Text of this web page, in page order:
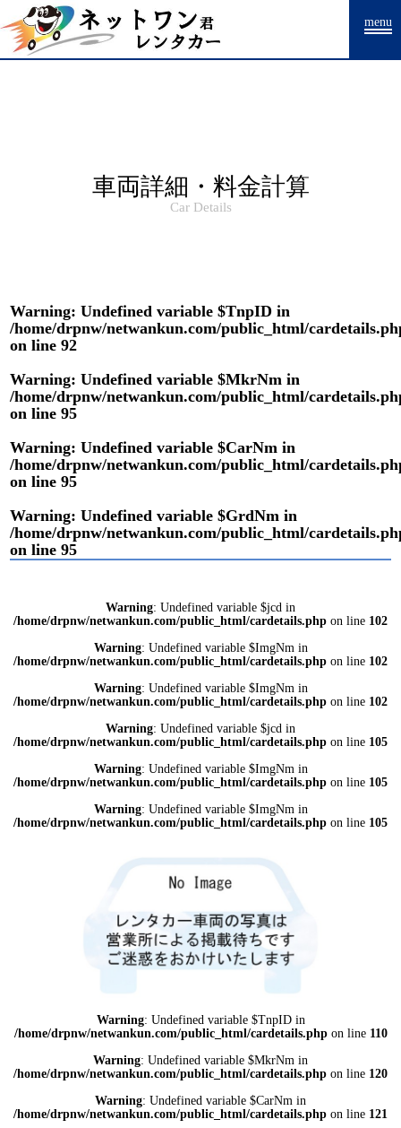
Warning: Undefined array key "HTTP_ACCEPT_LANGUAGE" in
/home/drpnw/netwankun.com/public_html/include/access_log.phpon
line15
menu
車両詳細・料金計算
Car Details
Warning: Undefined variable $TnpID in
/home/drpnw/netwankun.com/public_html/
on line92
Warning: Undefined variable $MkrNm in
/home/drpnw/netwankun.com/public_html/
on line95
Warning: Undefined variable $CarNm in
/home/drpnw/netwankun.com/public_html/
on line95
Warning: Undefined variable $GrdNm in
/home/drpnw/netwankun.com/public_html/
on line95
Warning: Undefined variable $jcd in
/home/drpnw/netwankun.com/public_html/cardetails.php on line 102
Warning: Undefined variable $ImgNm in
/home/drpnw/netwankun.com/public_html/cardetails.php on line 102
Warning: Undefined variable $ImgNm in
/home/drpnw/netwankun.com/public_html/cardetails.php on line 102
Warning: Undefined variable $jcd in
/home/drpnw/netwankun.com/public_html/cardetails.php on line 105
Warning: Undefined variable $ImgNm in
/home/drpnw/netwankun.com/public_html/cardetails.php on line 105
Warning: Undefined variable $ImgNm in
/home/drpnw/netwankun.com/public_html/cardetails.php on line 105
Warning: Undefined variable $TnpID in
/home/drpnw/netwankun.com/public_html/cardetails.phpon line 110
Warning: Undefined variable $MkrNm in
/home/drpnw/netwankun.com/public_html/cardetails.php on line 120
Warning: Undefined variable $CarNm in
/home/drpnw/netwankun.com/public_html/cardetails.php on line 121